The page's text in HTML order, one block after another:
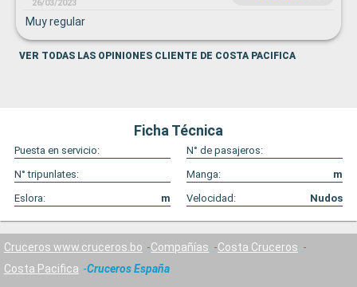
26/03/2023
Muy regular
VER TODAS LAS OPINIONES CLIENTE DE COSTA PACIFICA
Ficha Técnica
Puesta en servicio:
N° de pasajeros:
N° tripunlates:
Manga:
m
Eslora:
m Velocidad: Nudos
Cruceros www.cruceros.bo Compañías
Costa Cruceros
Costa Pacifica
Cruceros España